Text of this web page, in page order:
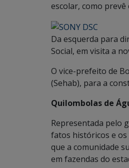
escolar, como prevê
Da esquerda para
Social, em visita a
O vice-prefeito de
(Sehab), para a
Quilombolas de
Representada pelo
fatos históricos e os
que a comunidade
em fazendas do